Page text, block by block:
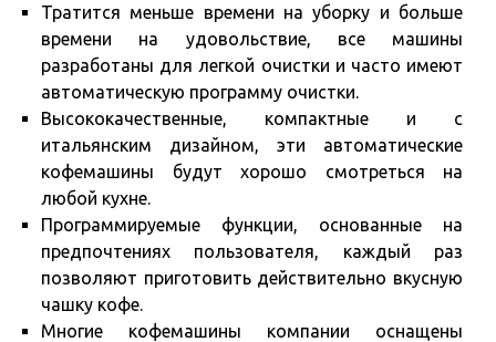
Тратится меньше времени на уборку и больше
времени на удовольствие, все машины
разработаны для легкой очистки и часто имеют
автоматическую программу очистки.
Высококачественные, компактные и с
итальянским дизайном, эти автоматические
кофемашины будут хорошо смотреться на
любой кухне.
Программируемые функции, основанные на
предпочтениях пользователя, каждый раз
позволяют приготовить действительно вкусную
чашку кофе.
Многие кофемашины компании оснащены